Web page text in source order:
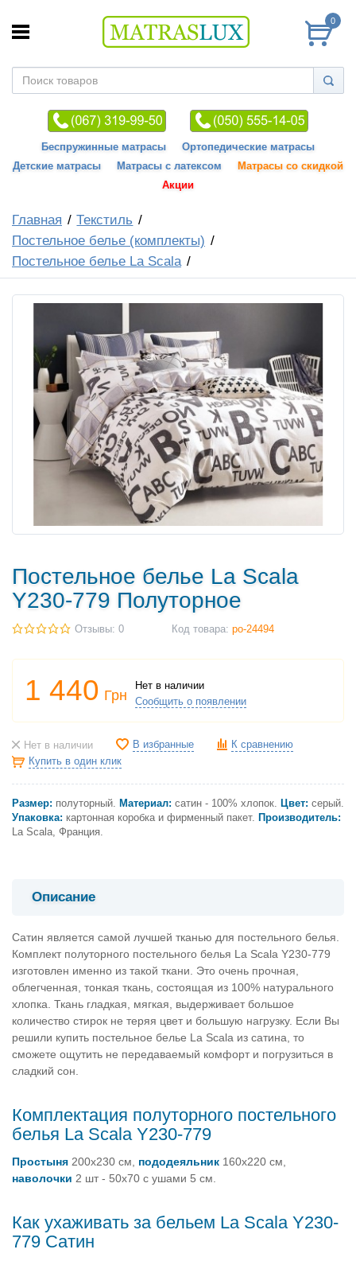
0
Беспружинные матрасы
Ортопедические матрасы
Детские матрасы
Матрасы с латексом
Матрасы со скидкой
Акции
Главная
Текстиль
Постельное белье (комплекты)
Постельное белье La Scala
Постельное белье La Scala
Y230-779 Полуторное
Отзывы: 0 Код товара: po-24494
1 440 Грн
Нет в наличии
Сообщить о появлении
Нет в наличии В избранные
К сравнению
Купить в один клик
Размер: полуторный. Материал: сатин - 100% хлопок. Цвет: серый.
Упаковка: картонная коробка и фирменный пакет. Производитель:
La Scala, Франция.
Описание
Сатин является самой лучшей тканью для постельного белья.
Комплект полуторного постельного белья La Scala Y230-779
изготовлен именно из такой ткани. Это очень прочная,
облегченная, тонкая ткань, состоящая из 100% натурального
хлопка. Ткань гладкая, мягкая, выдерживает большое
количество стирок не теряя цвет и большую нагрузку. Если Вы
решили купить постельное белье La Scala из сатина, то
сможете ощутить не передаваемый комфорт и погрузиться в
сладкий сон.
Комплектация полуторного постельного
белья La Scala Y230-779
Простыня 200х230 см, пододеяльник 160х220 см,
наволочки 2 шт - 50х70 с ушами 5 см.
Как ухаживать за бельем La Scala Y230-
779 Сатин